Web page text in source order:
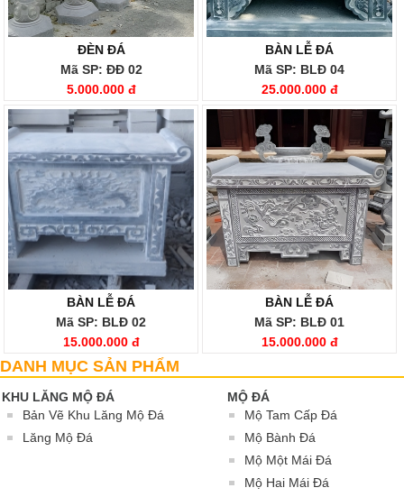
ĐÈN ĐÁ
Mã SP: ĐĐ 02
5.000.000 đ
BÀN LỄ ĐÁ
Mã SP: BLĐ 04
25.000.000 đ
BÀN LỄ ĐÁ
Mã SP: BLĐ 02
15.000.000 đ
BÀN LỄ ĐÁ
Mã SP: BLĐ 01
15.000.000 đ
DANH MỤC SẢN PHẨM
KHU LĂNG MỘ ĐÁ
Bản Vẽ Khu Lăng Mộ Đá
Lăng Mộ Đá
MỘ ĐÁ
Mộ Tam Cấp Đá
Mộ Bành Đá
Mộ Một Mái Đá
Mộ Hai Mái Đá